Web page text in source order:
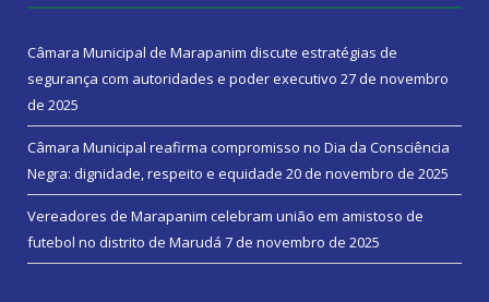
Câmara Municipal de Marapanim discute estratégias de
segurança com autoridades e poder executivo 27 de novembro
de 2025
Câmara Municipal reafirma compromisso no Dia da Consciência
Negra: dignidade, respeito e equidade 20 de novembro de 2025
Vereadores de Marapanim celebram união em amistoso de
futebol no distrito de Marudá 7 de novembro de 2025